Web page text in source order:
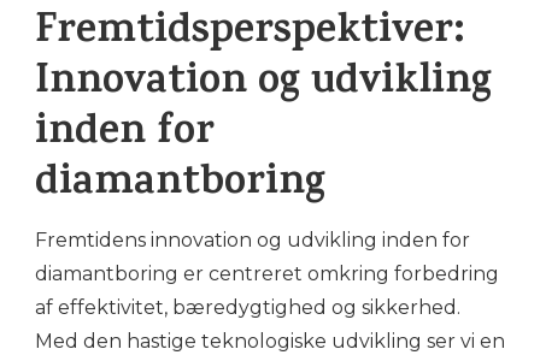
Fremtidsperspektiver:
Innovation og udvikling
inden for
diamantboring
Fremtidens innovation og udvikling inden for
diamantboring er centreret omkring forbedring
af effektivitet, bæredygtighed og sikkerhed.
Med den hastige teknologiske udvikling ser vi en